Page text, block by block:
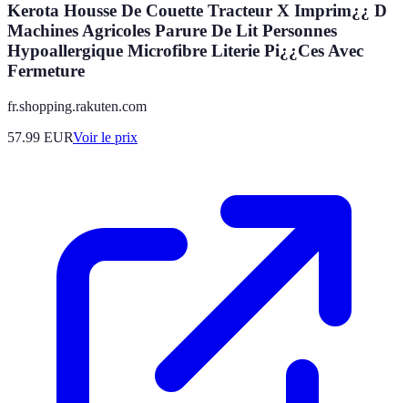
Kerota Housse De Couette Tracteur X Imprim¿¿ D
Machines Agricoles Parure De Lit Personnes
Hypoallergique Microfibre Literie Pi¿¿Ces Avec
Fermeture
fr.shopping.rakuten.com
57.99 EURVoir le prix